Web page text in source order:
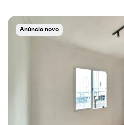
Anúncio novo